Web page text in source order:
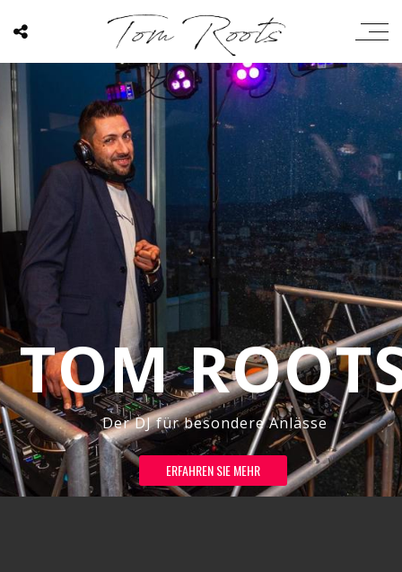
TOM
Der DJ für besondere Anlässe
ERFAHREN SIE MEHR